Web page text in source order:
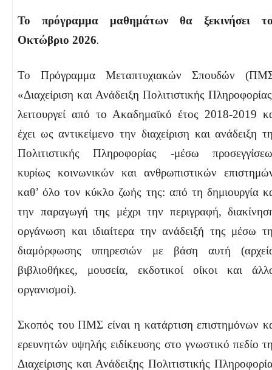
Το πρόγραμμα μαθημάτων θα ξεκινήσει
Οκτώβριο 2026.
Το Πρόγραμμα Μεταπτυχιακών Σπουδών
«Διαχείριση και Ανάδειξη Πολιτιστικής
λειτουργεί από το Ακαδημαϊκό έτος 2018-2019
έχει ως αντικείμενο την διαχείριση και ανάδειξη
Πολιτιστικής Πληροφορίας -μέσω
κυρίως κοινωνικών και ανθρωπιστικών
καθ’ όλο τον κύκλο ζωής της: από τη δημιουργία
την παραγωγή της μέχρι την περιγραφή,
οργάνωση και ιδιαίτερα την ανάδειξή της μέσω
διαμόρφωσης υπηρεσιών με βάση αυτή
βιβλιοθήκες, μουσεία, εκδοτικοί οίκοι και
οργανισμοί).
Σκοπός του ΠΜΣ είναι η κατάρτιση επιστημόνων
ερευνητών υψηλής ειδίκευσης στο γνωστικό πεδίο
Διαχείρισης και Ανάδειξης Πολιτιστικής